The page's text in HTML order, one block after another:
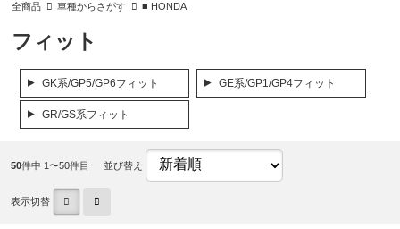
全商品 車種からさがす ■ HONDA
フィット
GK系/GP5/GP6フィット GE系/GP1/GP4フィット
GR/GS系フィット
50件中 1〜50件目 並び替え
表示切替